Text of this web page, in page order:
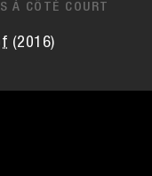
À CÔTÉ COURT
(2016)